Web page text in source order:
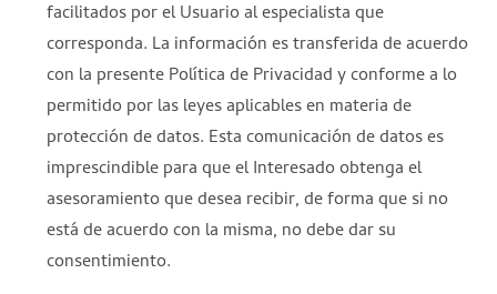
facilitados por el Usuario al especialista que
corresponda. La información es transferida de acuerdo
con la presente Política de Privacidad y conforme a lo
permitido por las leyes aplicables en materia de
protección de datos. Esta comunicación de datos es
imprescindible para que el Interesado obtenga el
asesoramiento que desea recibir, de forma que si no
está de acuerdo con la misma, no debe dar su
consentimiento.